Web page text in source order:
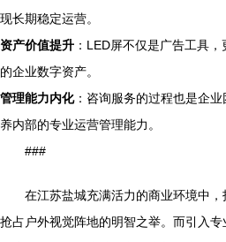
现长期稳定运营。
资产价值提升 ：LED屏不仅是广告工具
的企业数字资产。
管理能力内化：咨询服务的过程也是企
养内部的专业运营管理能力。
###
在江苏盐城充满活力的商业环境中
抢占户外视觉阵地的明智之举。而引入